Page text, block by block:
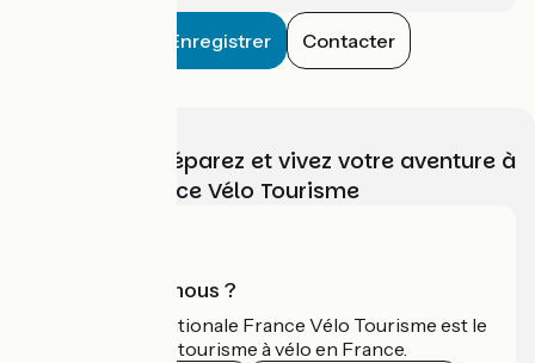
Enregistrer Contacter
Choisissez, préparez et vivez votre aventure à
vélo avec France Vélo Tourisme
Qui sommes-nous ?
L'association nationale France Vélo Tourisme est le
guide officiel du tourisme à vélo en France.